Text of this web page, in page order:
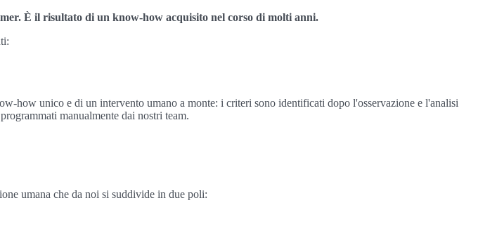
È il risultato di un know-how acquisito nel corso di molti anni.
how unico e di un intervento umano a monte: i criteri sono identificati dopo l'osservazione e l'analisi
manualmente dai nostri team.
umana che da noi si suddivide in due poli: